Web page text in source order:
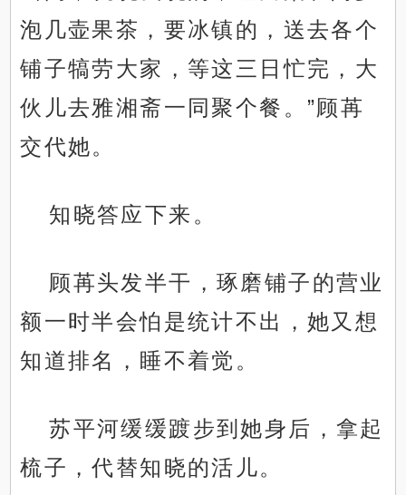
泡几壶果茶，要冰镇的，送去各个
铺子犒劳大家，等这三日忙完，大
伙儿去雅湘斋一同聚个餐。”顾苒
交代她。
知晓答应下来。
顾苒头发半干，琢磨铺子的营业
额一时半会怕是统计不出，她又想
知道排名，睡不着觉。
苏平河缓缓踱步到她身后，拿起
梳子，代替知晓的活儿。